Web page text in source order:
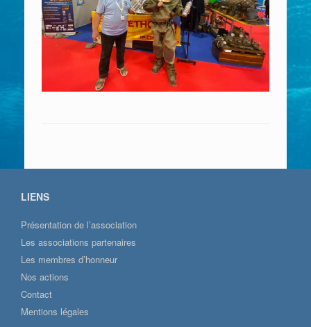
LIENS
Présentation de l’association
Les associations partenaires
Les membres d’honneur
Nos actions
Contact
Mentions légales